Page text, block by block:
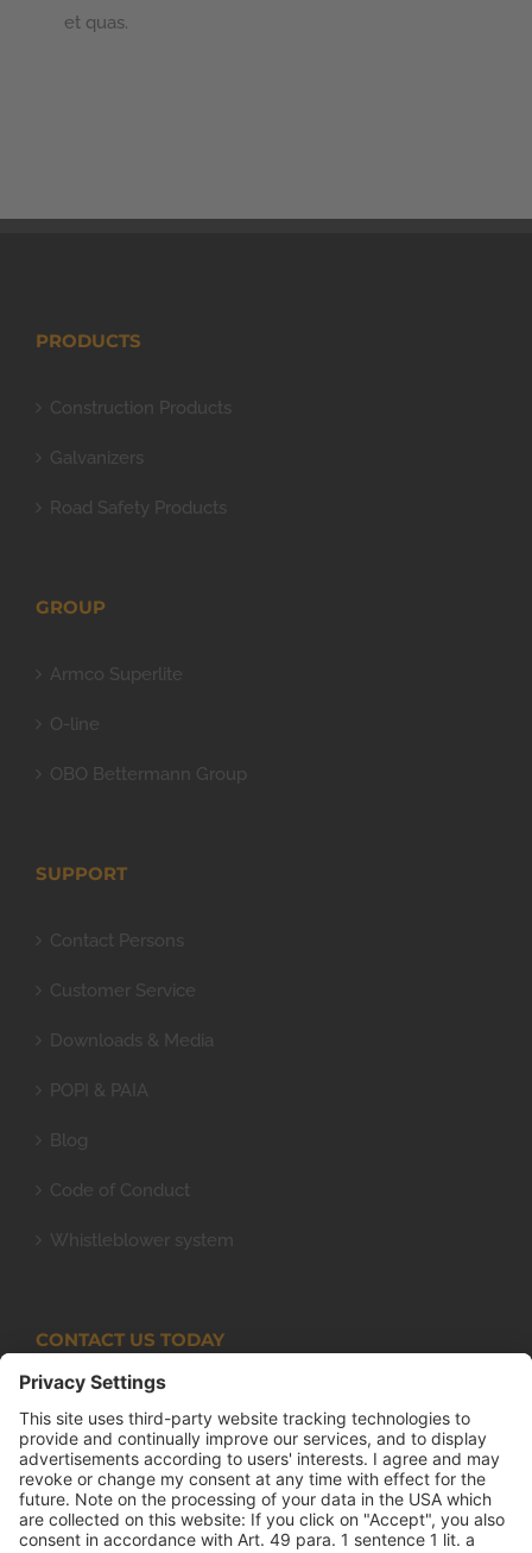
et quas.
PRODUCTS
Construction Products
Galvanizers
Road Safety Products
GROUP
Armco Superlite
O-line
OBO Bettermann Group
SUPPORT
Contact Persons
Customer Service
Downloads & Media
POPI & PAIA
Blog
Code of Conduct
Whistleblower system
CONTACT US TODAY
Armco Superlite (PTY) Ltd
P.O. Box 63 Isando, 1600 131 Anvil Road Isando
Johannesburg 1600
+27(0) 11 974 8511
+27(0) 11 974 8510